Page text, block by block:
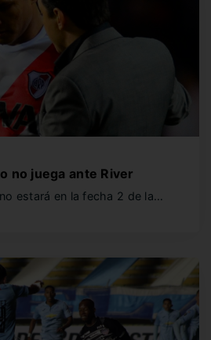
no juega ante River
estará en la fecha 2 de la…